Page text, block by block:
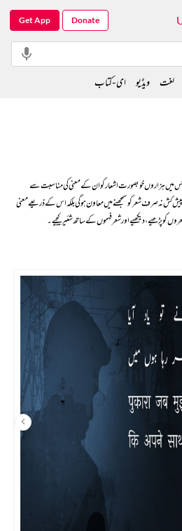
جس میں ہزاروں خوبصورت اشعار کو ان کے معنی کی مناسبت سے
کش نہ صرف شعر کو سمجھنے میں معاون ہوگی بلکہ اس کے ذریعے معنی
پڑھیے، دیکھیے اور شعر فہموں کے ساتھ شئیر کیجیے۔
Get App Donate
لغت ویڈیو ای-کتاب